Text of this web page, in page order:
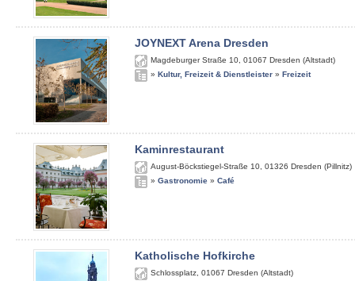
JOYNEXT Arena Dresden
Magdeburger Straße 10 01067 Dresden (Altstadt)
» Kultur, Freizeit & Dienstleister » Freizeit
Kaminrestaurant
August-Böckstiegel-Straße 10 01326 Dresden (Pillnitz)
» Gastronomie » Café
Katholische Hofkirche
Schlossplatz 01067 Dresden (Altstadt)